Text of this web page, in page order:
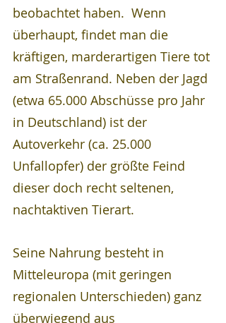
beobachtet haben.  Wenn
überhaupt, findet man die
kräftigen, marderartigen Tiere tot
am Straßenrand. Neben der Jagd
(etwa 65.000 Abschüsse pro Jahr
in Deutschland) ist der
Autoverkehr (ca. 25.000
Unfallopfer) der größte Feind
dieser doch recht seltenen,
nachtaktiven Tierart.
Seine Nahrung besteht in
Mitteleuropa (mit geringen
regionalen Unterschieden) ganz
überwiegend aus